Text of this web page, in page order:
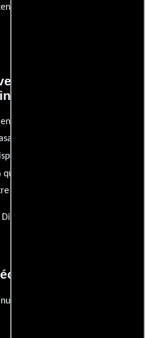
by)) y
la películas The
Men?
no contamos con enlaces a
por nuestro catálogo de
También puedes
que le demos prioridad y te
disponible
y general
.